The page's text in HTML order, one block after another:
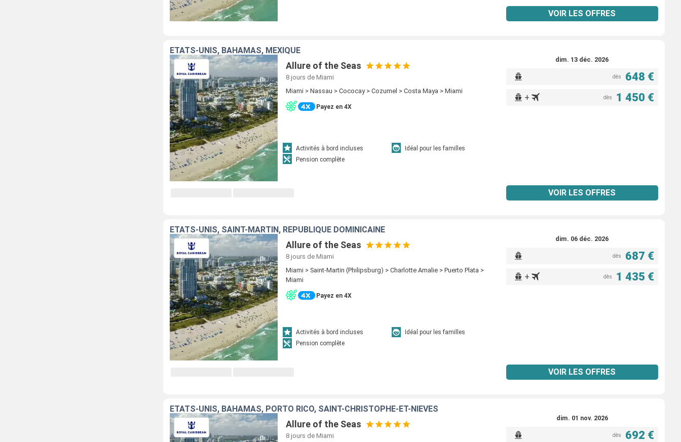
VOIR LES OFFRES
ÉTATS-UNIS, BAHAMAS, MEXIQUE
Allure of the Seas
8 jours de Miami
Miami > Nassau > Cococay > Cozumel > Costa Maya > Miami
Payez en 4X
Activités à bord incluses
Idéal pour les familles
Pension complète
dim. 13 déc. 2026
dès 648 €
+ dès 1 450 €
VOIR LES OFFRES
ÉTATS-UNIS, SAINT-MARTIN, RÉPUBLIQUE DOMINICAINE
Allure of the Seas
8 jours de Miami
Miami > Saint-Martin (Philipsburg) > Charlotte Amalie > Puerto Plata >
Miami
Payez en 4X
Activités à bord incluses
Idéal pour les familles
Pension complète
dim. 06 déc. 2026
dès 687 €
+ dès 1 435 €
VOIR LES OFFRES
ÉTATS-UNIS, BAHAMAS, PORTO RICO, SAINT-CHRISTOPHE-ET-NIÉVÈS
Allure of the Seas
8 jours de Miami
dim. 01 nov. 2026
dès 692 €